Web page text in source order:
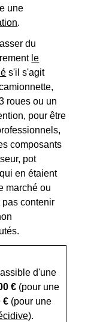
une
.
du
le
s'il s'agit
roues ou un
pour être
composants
pot
en étaient
marché ou
contenir
d'une
€ (pour une
€ (pour une
).